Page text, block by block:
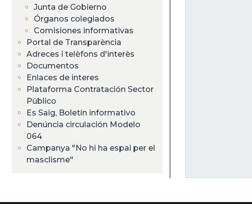
la
navegación
Junta de Gobierno
Órganos colegiados
Comisiones informativas
Portal de Transparència
Adreces i telèfons d'interès
Documentos
Enlaces de interes
Plataforma Contratación Sector
Público
Es Saig, Boletín informativo
Denúncia circulación Modelo
064
Campanya "No hi ha espai per el
masclisme"